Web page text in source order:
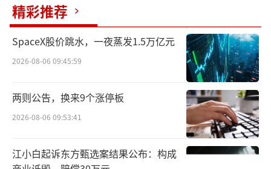
5岁及以上成年人中，心衰患病率约为1.3%，
患者规模可观。尽管目前西医已有多种治疗药
物，但部分患者因低血压、肾功能不全等因素
存在耐受性差、治疗反应个体差异大的问题，
临床急需更多样的治疗选择。临床前研究显
示，黑黄赤珠颗粒不仅能改善心衰模型大鼠的
心功能指标和血流动力学，还表现出利尿及促
进气管排泌的作用，且毒理学研究显示其安全
精彩推荐
SpaceX股价跳水，一夜蒸发1.5万亿元
2026-08-06 09:45:59
两则公告，换来9个涨停板
2026-08-06 09:53:41
江小白起诉东方甄选案结果公布：构成